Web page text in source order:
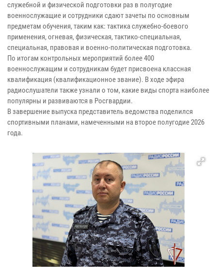
служебной и физической подготовки раз в полугодие
военнослужащие и сотрудники сдают зачеты по основным
предметам обучения, таким как: тактика служебно-боевого
применения, огневая, физическая, тактико-специальная,
специальная, правовая и военно-политическая подготовка.
По итогам контрольных мероприятий более 400
военнослужащим и сотрудникам будет присвоена классная
квалификация (квалификационное звание). В ходе эфира
радиослушатели также узнали о том, какие виды спорта наиболее
популярны и развиваются в Росгвардии.
В завершение выпуска представитель ведомства поделился
спортивными планами, намеченными на второе полугодие 2026
года.